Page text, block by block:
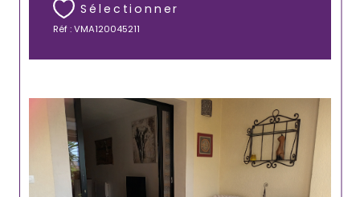
Sélectionner
Réf : VMA120045211